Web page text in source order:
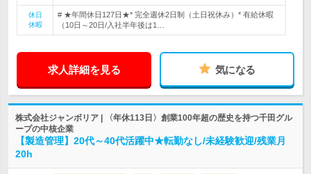
休日
休暇
# ★年間休日127日★* 完全週休2日制（土日祝休み）* 有給休暇
（10日～20日/入社半年後は1…
求人詳細を見る 気になる
株式会社ジャンボリア | 〈年休113日〉創業100年超の歴史を持つ千田グル
ープの中核企業
【製造管理】20代～40代活躍中★転勤なし/未経験歓迎/残業月
20h